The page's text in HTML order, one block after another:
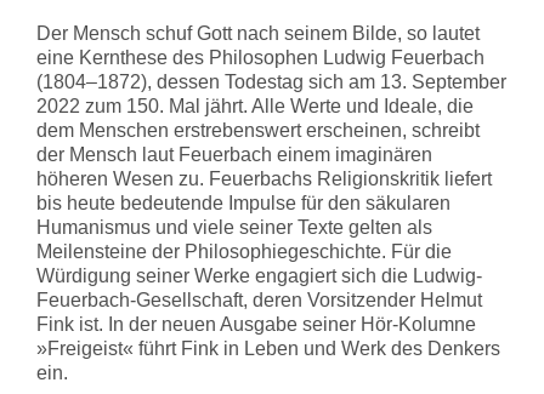
Der Mensch schuf Gott nach seinem Bilde, so lautet
eine Kernthese des Philosophen Ludwig Feuerbach
(1804–1872), dessen Todestag sich am 13. September
2022 zum 150. Mal jährt. Alle Werte und Ideale, die
dem Menschen erstrebenswert erscheinen, schreibt
der Mensch laut Feuerbach einem imaginären
höheren Wesen zu. Feuerbachs Religionskritik liefert
bis heute bedeutende Impulse für den säkularen
Humanismus und viele seiner Texte gelten als
Meilensteine der Philosophiegeschichte. Für die
Würdigung seiner Werke engagiert sich die Ludwig-
Feuerbach-Gesellschaft, deren Vorsitzender Helmut
Fink ist. In der neuen Ausgabe seiner Hör-Kolumne
»Freigeist« führt Fink in Leben und Werk des Denkers
ein.